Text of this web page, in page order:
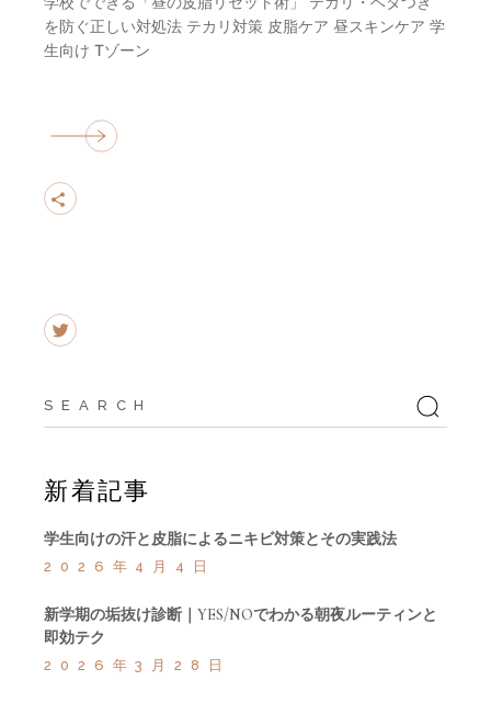
を防ぐ正しい対処法 テカリ対策 皮脂ケア 昼スキンケア 学
生向け Tゾーン 
Search
for:
新着記事
学生向けの汗と皮脂によるニキビ対策とその実践法
2026年4月4日
新学期の垢抜け診断｜YES/NOでわかる朝夜ルーティンと
即効テク
2026年3月28日